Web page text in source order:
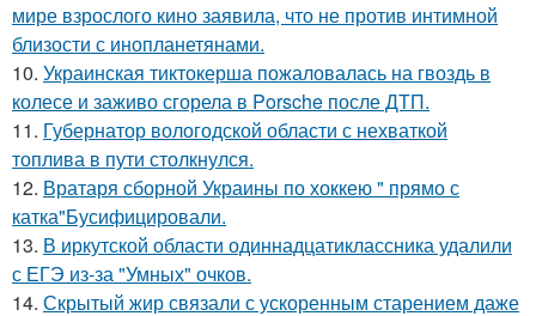
мире взрослого кино заявила, что не против интимной
близости с инопланетянами.
10. Украинская тиктокерша пожаловалась на гвоздь в
колесе и заживо сгорела в Porsche после ДТП.
11. Губернатор вологодской области с нехваткой
топлива в пути столкнулся.
12. Вратаря сборной Украины по хоккею " прямо с
катка"Бусифицировали.
13. В иркутской области одиннадцатиклассника удалили
с ЕГЭ из-за "Умных" очков.
14. Скрытый жир связали с ускоренным старением даже